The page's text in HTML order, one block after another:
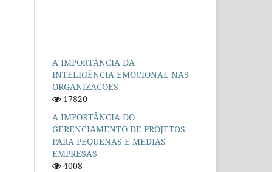
A IMPORTÂNCIA DA
INTELIGÊNCIA EMOCIONAL NAS
ORGANIZACOES
17820
A IMPORTÂNCIA DO
GERENCIAMENTO DE PROJETOS
PARA PEQUENAS E MÉDIAS
EMPRESAS
4008